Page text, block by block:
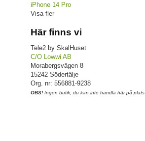
iPhone 14 Pro
Visa fler
Här finns vi
Tele2 by SkalHuset
C/O Lowwi AB
Morabergsvägen 8
15242 Södertälje
Org. nr: 556881-9238
OBS! Ingen butik, du kan inte handla här på plats